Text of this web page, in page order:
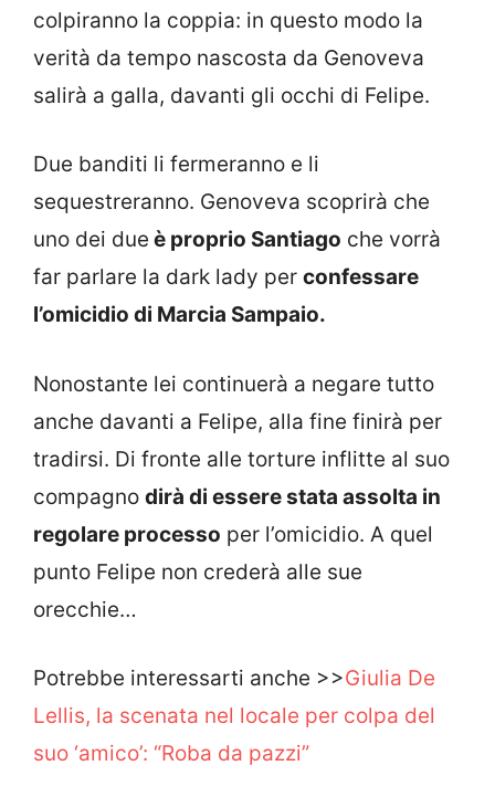
colpiranno la coppia: in questo modo la
verità da tempo nascosta da Genoveva
salirà a galla, davanti gli occhi di Felipe.
Due banditi li fermeranno e li
sequestreranno. Genoveva scoprirà che
uno dei due è proprio Santiago che vorrà
far parlare la dark lady per confessare
l’omicidio di Marcia Sampaio.
Nonostante lei continuerà a negare tutto
anche davanti a Felipe, alla fine finirà per
tradirsi. Di fronte alle torture inflitte al suo
compagno dirà di essere stata assolta in
regolare processo per l’omicidio. A quel
punto Felipe non crederà alle sue
orecchie…
Potrebbe interessarti anche >>Giulia De
Lellis, la scenata nel locale per colpa del
suo ‘amico’: “Roba da pazzi”